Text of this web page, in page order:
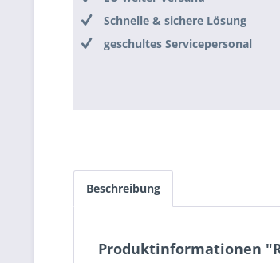
Schnelle & sichere Lösung
geschultes Servicepersonal
Beschreibung
Produktinformationen